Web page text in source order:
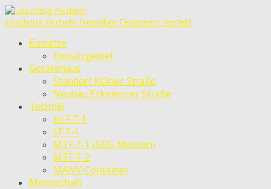
Löschzug Fischeln Freiwillige Feuerwehr Krefeld
Einsätze
Einsatzgebiet
Gerätehaus
Standort Kölner Straße
Neubau Erkelenzer Straße
Technik
HLF 7-1
LF 7-1
MTF 7-1 (SEG-Messen)
MTF 7-2
MANV-Container
Mannschaft